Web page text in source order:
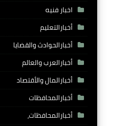
اخبار فنيه
أخبارالتعليم
أخبارالحوادث والقضايا
أخبارالعرب والعالم
أخبارالمال والأقتصاد
أخبارالمحافظات
أخبارالمحافظات،